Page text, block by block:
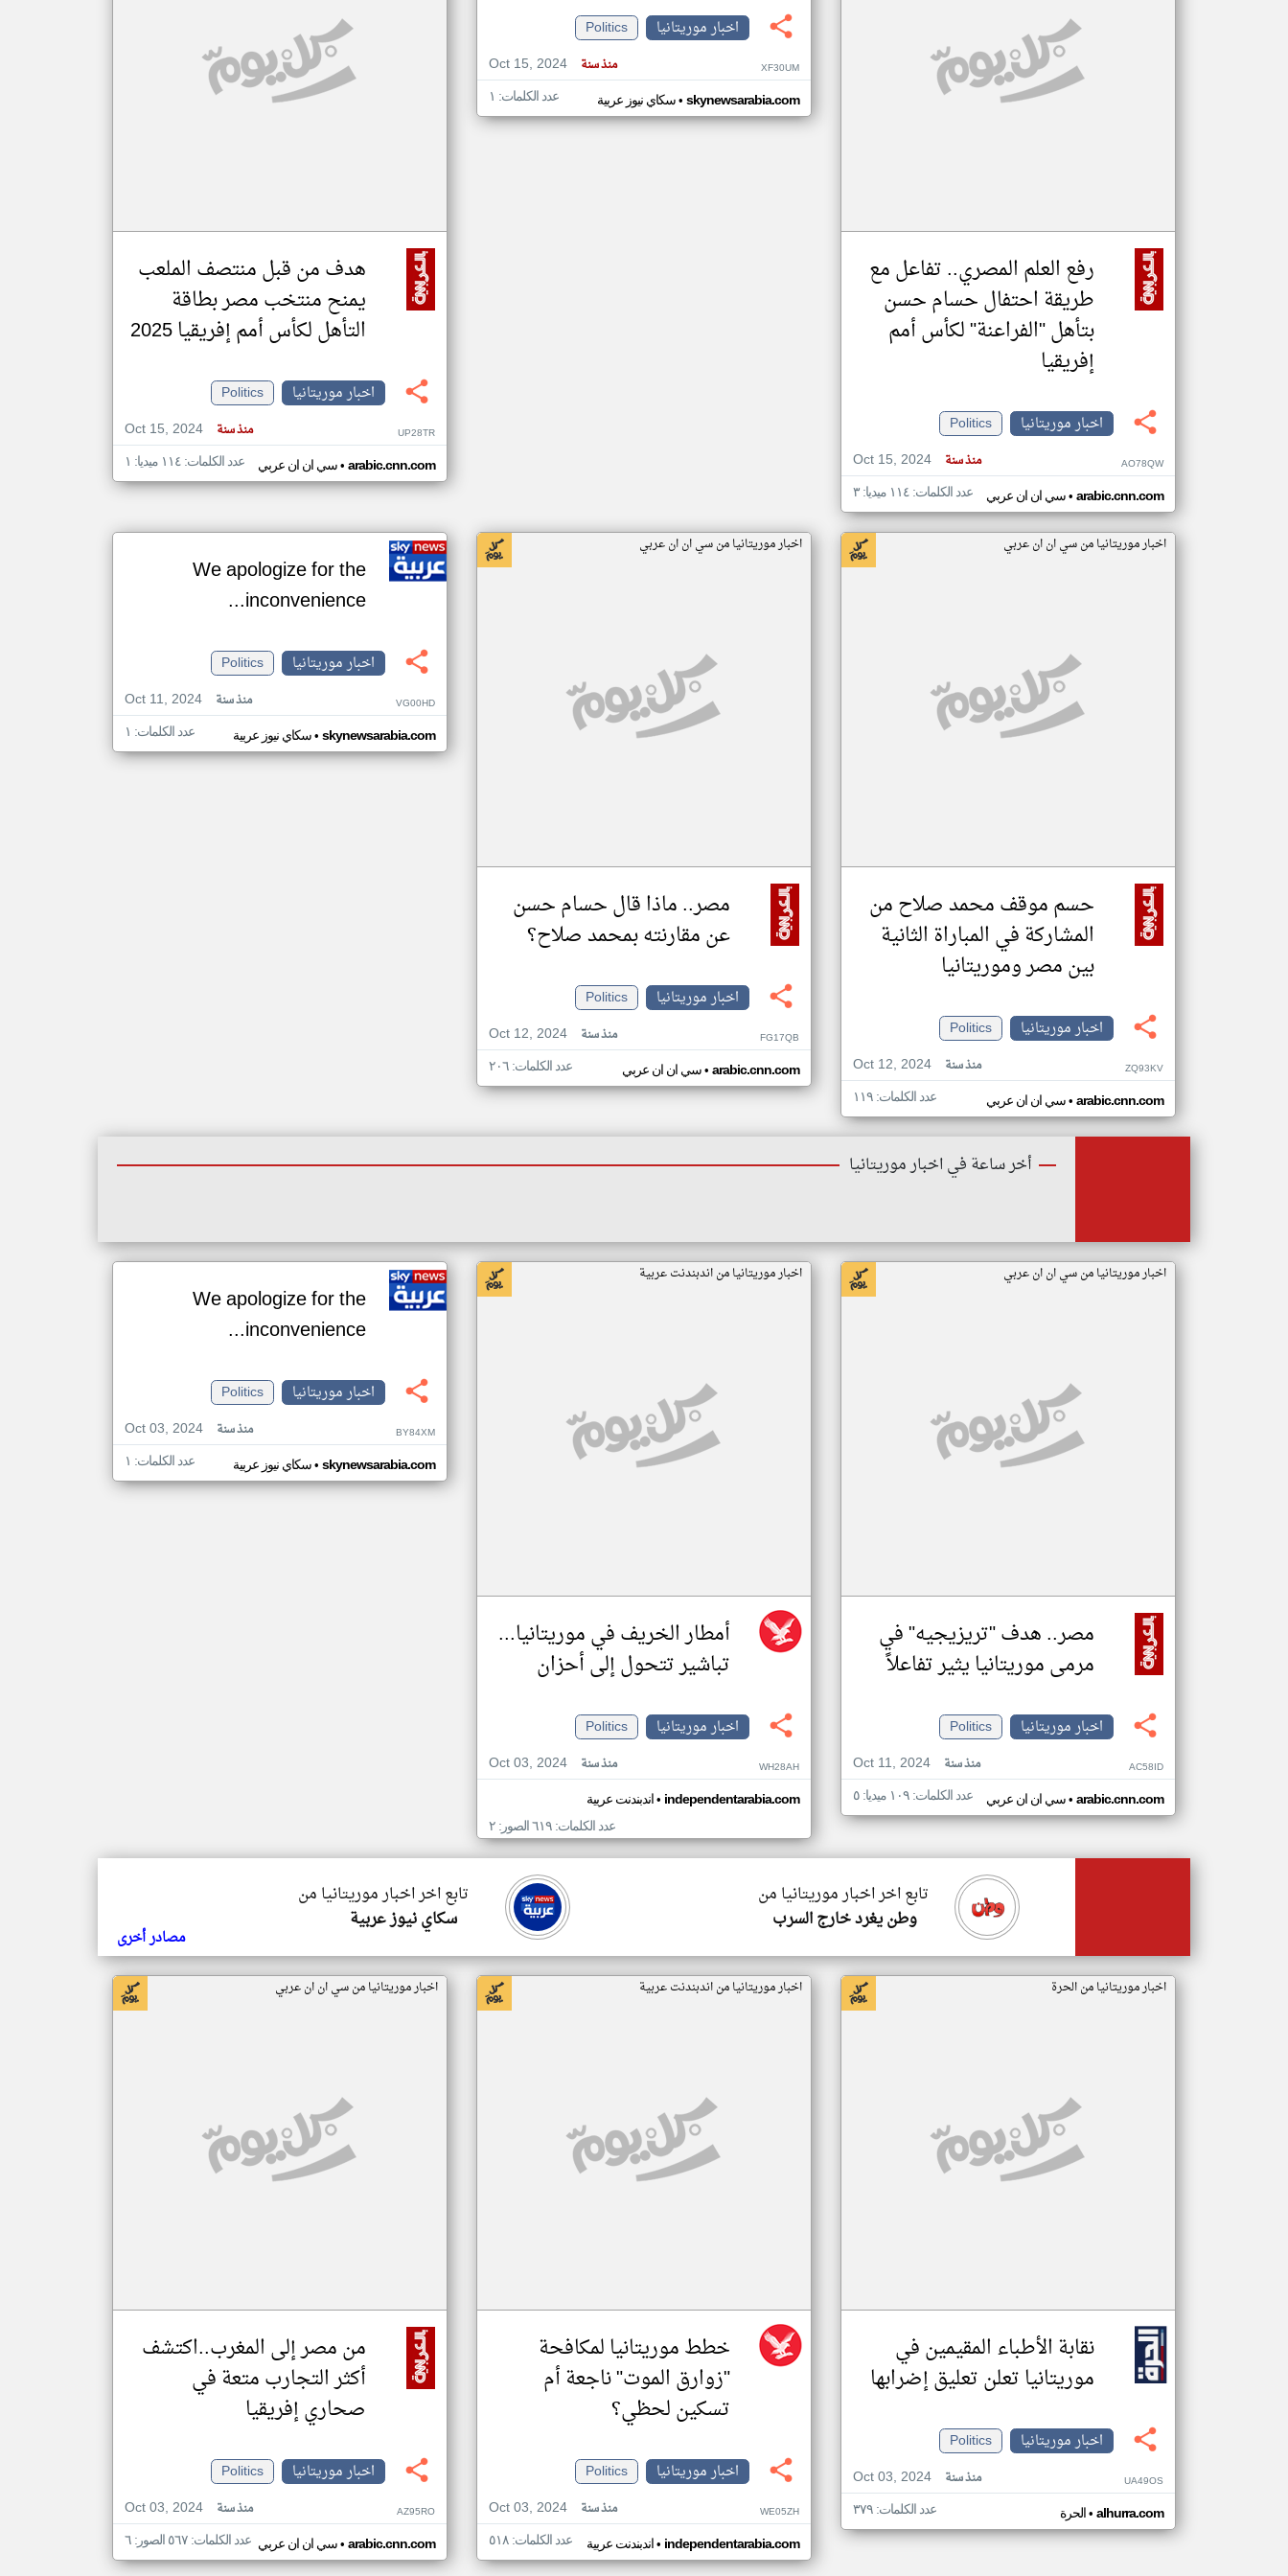
مصادر الأخبار من موريتانيا
رفع العلم المصري.. تفاعل مع
طريقة احتفال حسام حسن
بتأهل "الفراعنة" لكأس أمم
إفريقيا
اخبار موريتانيا
Politics
Oct 15, 2024
منذ سنة AO78QW
سي ان ان عربي• arabic.cnn.com عدد الكلمات: ١١٤ ميديا: ٣
اخبار موريتانيا
Politics
Oct 15, 2024
منذ سنة XF30UM
سكاي نيوز عربية• skynewsarabia.com عدد الكلمات: ١
هدف من قبل منتصف الملعب
يمنح منتخب مصر بطاقة
التأهل لكأس أمم إفريقيا 2025
اخبار موريتانيا
Politics
Oct 15, 2024
منذ سنة UP28TR
سي ان ان عربي• arabic.cnn.com عدد الكلمات: ١١٤ ميديا: ١
اخبار موريتانيا من سي ان ان عربي
حسم موقف محمد صلاح من
المشاركة في المباراة الثانية
بين مصر وموريتانيا
اخبار موريتانيا
Politics
Oct 12, 2024
منذ سنة ZQ93KV
سي ان ان عربي• arabic.cnn.com عدد الكلمات: ١١٩
اخبار موريتانيا من سي ان ان عربي
مصر.. ماذا قال حسام حسن
عن مقارنته بمحمد صلاح؟
اخبار موريتانيا
Politics
Oct 12, 2024
منذ سنة FG17QB
سي ان ان عربي• arabic.cnn.com عدد الكلمات: ٢٠٦
We apologize for the
inconvenience...
اخبار موريتانيا
Politics
Oct 11, 2024
منذ سنة VG00HD
سكاي نيوز عربية• skynewsarabia.com عدد الكلمات: ١
أخر ساعة في اخبار موريتانيا
اخبار موريتانيا من سي ان ان عربي
مصر.. هدف "تريزيجيه" في
مرمى موريتانيا يثير تفاعلاً
اخبار موريتانيا
Politics
Oct 11, 2024
منذ سنة AC58ID
سي ان ان عربي• arabic.cnn.com عدد الكلمات: ١٠٩ ميديا: ٥
اخبار موريتانيا من اندبندنت عربية
أمطار الخريف في موريتانيا...
تباشير تتحول إلى أحزان
اخبار موريتانيا
Politics
Oct 03, 2024
منذ سنة WH28AH
اندبندنت عربية• independentarabia.com
عدد الكلمات: ٦١٩ الصور: ٢
We apologize for the
inconvenience...
اخبار موريتانيا
Politics
Oct 03, 2024
منذ سنة BY84XM
سكاي نيوز عربية• skynewsarabia.com عدد الكلمات: ١
تابع اخر اخبار موريتانيا من
سكاي نيوز عربية
تابع اخر اخبار موريتانيا من
وطن يغرد خارج السرب
مصادر أخرى
اخبار موريتانيا من الحرة
نقابة الأطباء المقيمين في
موريتانيا تعلن تعليق إضرابها
اخبار موريتانيا
Politics
Oct 03, 2024
منذ سنة UA49OS
الحرة• alhurra.com عدد الكلمات: ٣٧٩
اخبار موريتانيا من اندبندنت عربية
خطط موريتانيا لمكافحة
"زوارق الموت" ناجعة أم
تسكين لحظي؟
اخبار موريتانيا
Politics
Oct 03, 2024
منذ سنة WE05ZH
اندبندنت عربية• independentarabia.com عدد الكلمات: ٥١٨
اخبار موريتانيا من سي ان ان عربي
من مصر إلى المغرب..اكتشف
أكثر التجارب متعة في
صحاري إفريقيا
اخبار موريتانيا
Politics
Oct 03, 2024
منذ سنة AZ95RO
سي ان ان عربي• arabic.cnn.com عدد الكلمات: ٥٦٧ الصور: ٦